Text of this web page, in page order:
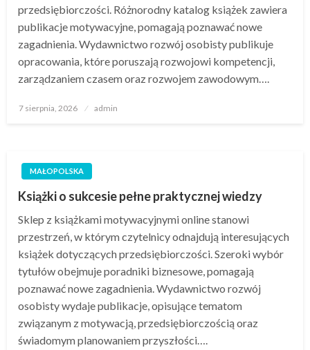
przedsiębiorczości. Różnorodny katalog książek zawiera
publikacje motywacyjne, pomagają poznawać nowe
zagadnienia. Wydawnictwo rozwój osobisty publikuje
opracowania, które poruszają rozwojowi kompetencji,
zarządzaniem czasem oraz rozwojem zawodowym….
Opublikowane
7 sierpnia, 2026 admin
MAŁOPOLSKA
Książki o sukcesie pełne praktycznej wiedzy
Sklep z książkami motywacyjnymi online stanowi
przestrzeń, w którym czytelnicy odnajdują interesujących
książek dotyczących przedsiębiorczości. Szeroki wybór
tytułów obejmuje poradniki biznesowe, pomagają
poznawać nowe zagadnienia. Wydawnictwo rozwój
osobisty wydaje publikacje, opisujące tematom
związanym z motywacją, przedsiębiorczością oraz
świadomym planowaniem przyszłości….